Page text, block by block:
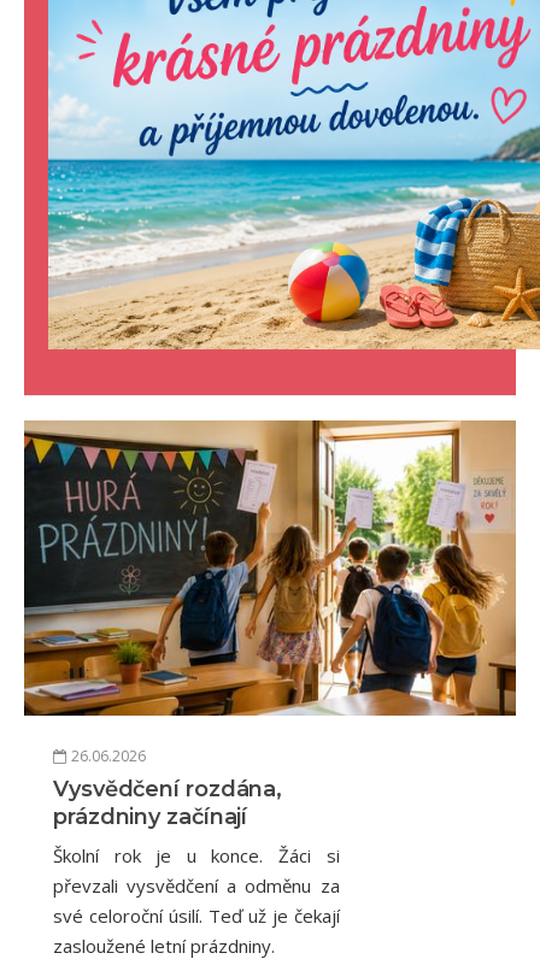
26.06.2026
Vysvědčení rozdána,
prázdniny začínají
Školní rok je u konce. Žáci si
převzali vysvědčení a odměnu za
své celoroční úsilí. Teď už je čekají
zasloužené letní prázdniny.